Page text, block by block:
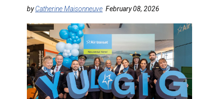
DESTINATIONS
AGENTS DE VOYAGE
FORMATION & RESSOURCES
byCatherine Maisonneuve February 08, 2026